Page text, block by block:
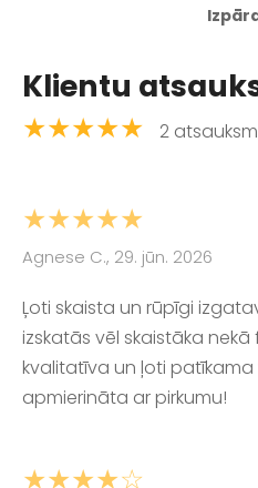
Klientu
★★★★★ 2
★★★★★
Agnese C., 29. jūn. 2026
Ļoti skaista un rūpīgi
izskatās vēl skaistāka
kvalitatīva un ļoti patīkama
apmierināta ar pirkumu!
★★★★☆